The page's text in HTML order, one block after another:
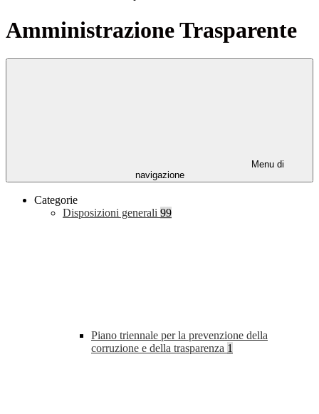
Amministrazione Trasparente
Menu di
navigazione
Categorie
Disposizioni generali 99
Piano triennale per la prevenzione della
corruzione e della trasparenza 1